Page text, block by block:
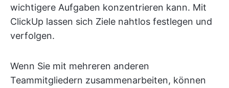
wichtigere Aufgaben konzentrieren kann. Mit
ClickUp lassen sich Ziele nahtlos festlegen und
verfolgen.
Wenn Sie mit mehreren anderen
Teammitgliedern zusammenarbeiten, können